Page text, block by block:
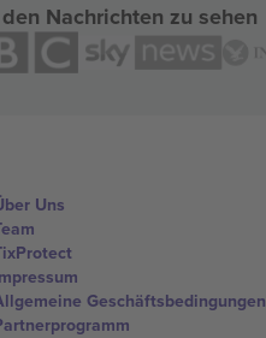
Nachrichten zu sehen
Uns
Geschäftsbedingungen